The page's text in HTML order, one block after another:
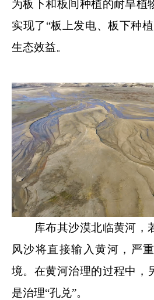
为板下和板间种植的耐旱植
实现了“板上发电、板下种
生态效益。
库布其沙漠北临黄河，若
风沙将直接输入黄河，严
境。在黄河治理的过程中，
是治理“孔兑”。